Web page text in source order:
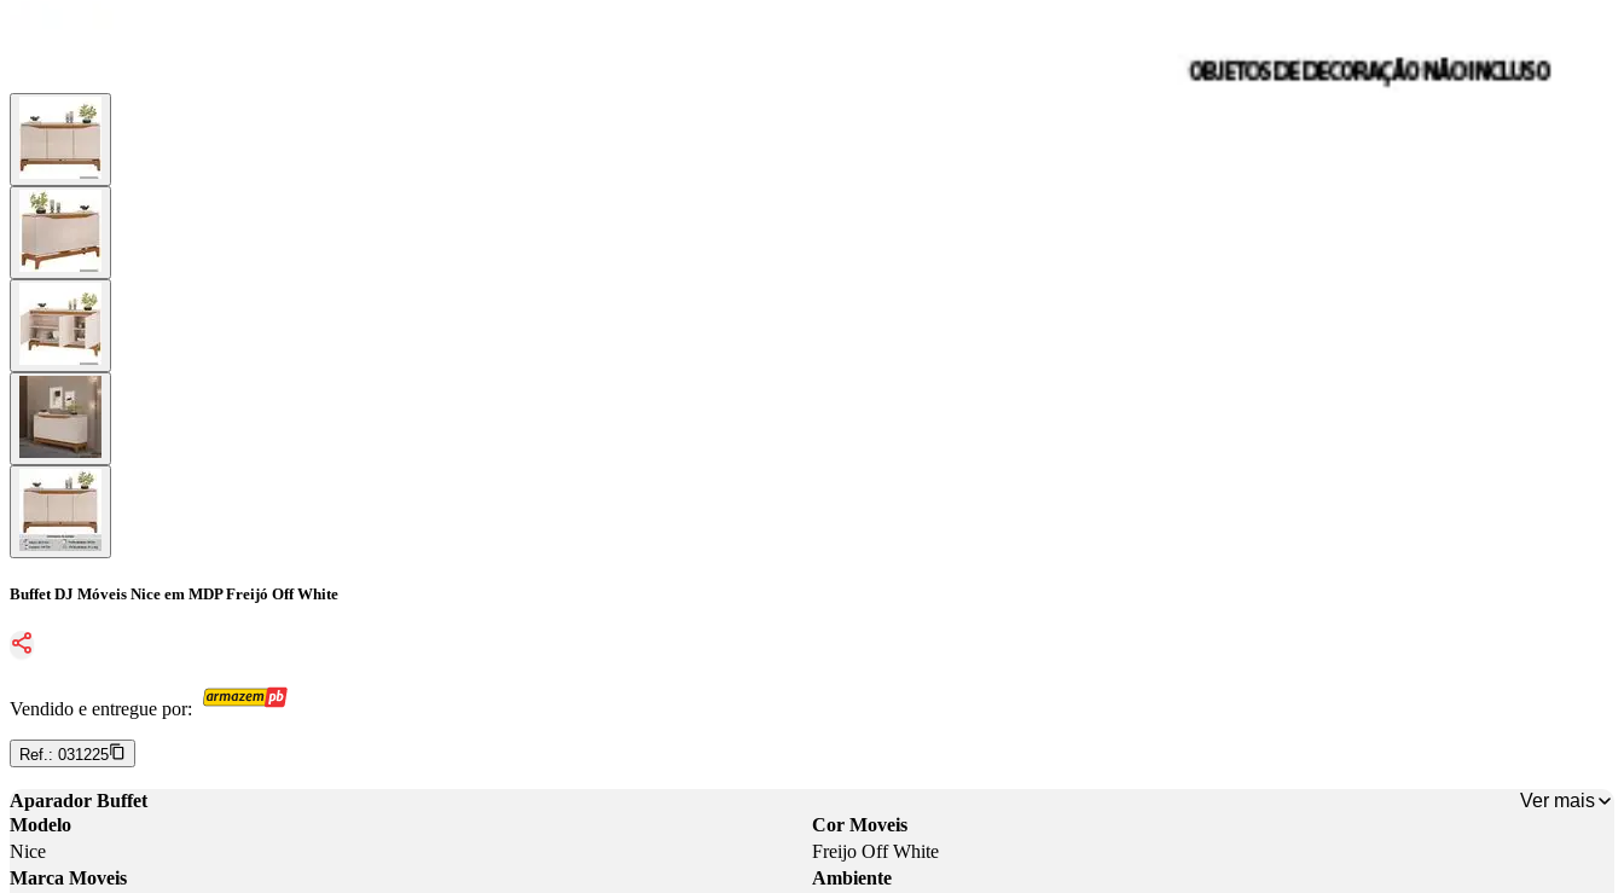
Buffet DJ Móveis Nice em MDP Freijó Off White
Vendido e entregue por:
Ref.: 031225
Aparador Buffet
Ver mais
Modelo
Nice
Cor Moveis
Freijo Off White
Marca Moveis
Ambiente